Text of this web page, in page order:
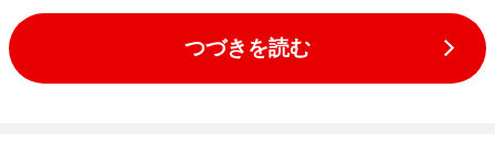
つづきを読む